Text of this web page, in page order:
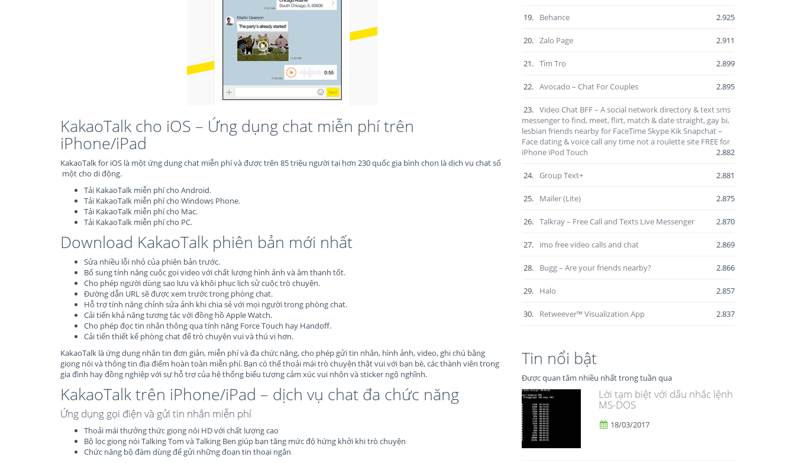
KakaoTalk cho iOS – Ứng dụng chat miễn phí trên
iPhone/iPad
KakaoTalk for iOS là một ứng dụng chat miễn phí và được trên 85 triệu người tại hơn 230 quốc gia bình chọn là dịch vụ chat số
một cho di động.
Tải KakaoTalk miễn phí cho Android.
Tải KakaoTalk miễn phí cho Windows Phone.
Tải KakaoTalk miễn phí cho Mac.
Tải KakaoTalk miễn phí cho PC.
Download KakaoTalk phiên bản mới nhất
Sửa nhiều lỗi nhỏ của phiên bản trước.
Bổ sung tính năng cuộc gọi video với chất lượng hình ảnh và âm thanh tốt.
Cho phép người dùng sao lưu và khôi phục lịch sử cuộc trò chuyện.
Đường dẫn URL sẽ được xem trước trong phòng chat.
Hỗ trợ tính năng chỉnh sửa ảnh khi chia sẻ với mọi người trong phòng chat.
Cải tiến khả năng tương tác với đồng hồ Apple Watch.
Cho phép đọc tin nhắn thông qua tính năng Force Touch hay Handoff.
Cải tiến thiết kế phòng chat để trò chuyện vui và thú vị hơn.
KakaoTalk là ứng dụng nhắn tin đơn giản, miễn phí và đa chức năng, cho phép gửi tin nhắn, hình ảnh, video, ghi chú bằng
giọng nói và thông tin địa điểm hoàn toàn miễn phí. Bạn có thể thoải mái trò chuyện thật vui với bạn bè, các thành viên trong
gia đình hay đồng nghiệp với sự hỗ trợ của hệ thống biểu tượng cảm xúc vui nhộn và sticker ngộ nghĩnh.
KakaoTalk trên iPhone/iPad – dịch vụ chat đa chức năng
Ứng dụng gọi điện và gửi tin nhắn miễn phí
Thoải mái thưởng thức giọng nói HD với chất lượng cao
Bộ lọc giọng nói Talking Tom và Talking Ben giúp bạn tăng mức độ hứng khởi khi trò chuyện
Chức năng bộ đàm dùng để gửi những đoạn tin thoại ngắn
19. Behance 2.925
20. Zalo Page 2.911
21. Tìm Trọ 2.899
22. Avocado – Chat For Couples 2.895
23. Video Chat BFF – A social network directory & text sms
messenger to find, meet, flirt, match & date straight, gay bi,
lesbian friends nearby for FaceTime Skype Kik Snapchat –
Face dating & voice call any time not a roulette site FREE for
iPhone iPod Touch
2.882
24. Group Text+ 2.881
25. Mailer (Lite) 2.875
26. Talkray – Free Call and Texts Live Messenger 2.870
27. imo free video calls and chat 2.869
28. Bugg – Are your friends nearby? 2.866
29. Halo 2.857
30. Retweever™ Visualization App 2.837
Tin nổi bật
Được quan tâm nhiều nhất trong tuần qua
Lời tạm biệt với dấu nhắc lệnh
MS-DOS
18/03/2017